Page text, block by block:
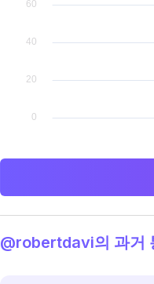
@robertdavi의 과거